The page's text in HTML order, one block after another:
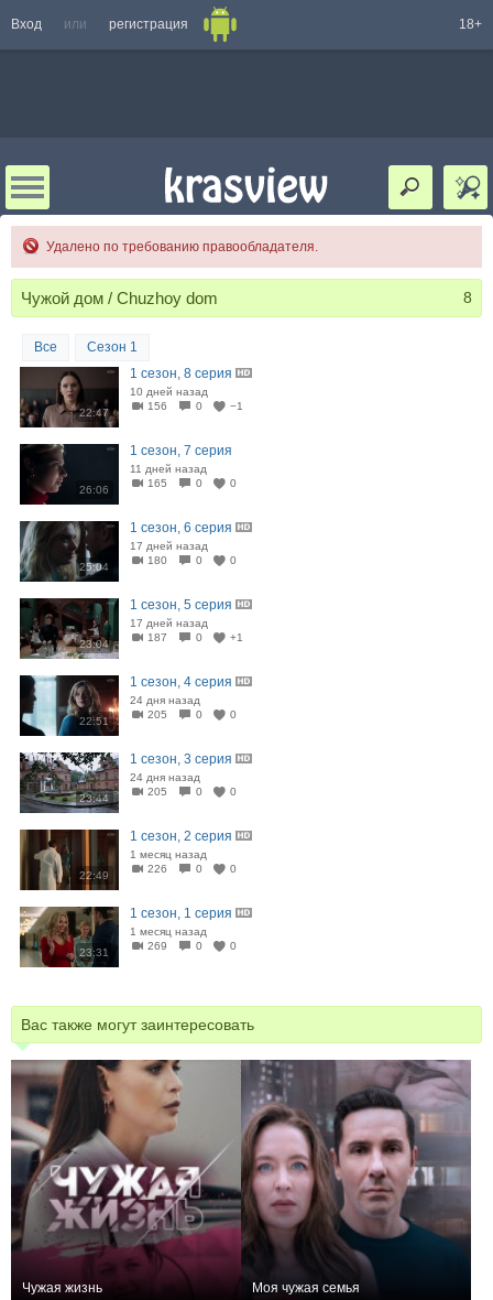
Вход или регистрация 18+
Удалено по требованию правообладателя.
Чужой дом / Chuzhoy dom 8
Все Сезон 1
22:47
1 сезон, 8 серия
10 дней назад
156
0 −1
26:06
1 сезон, 7 серия
11 дней назад
165
0 0
25:04
1 сезон, 6 серия
17 дней назад
180
0 0
23:04
1 сезон, 5 серия
17 дней назад
187
0 +1
22:51
1 сезон, 4 серия
24 дня назад
205
0 0
23:44
1 сезон, 3 серия
24 дня назад
205
0 0
22:49
1 сезон, 2 серия
1 месяц назад
226
0 0
23:31
1 сезон, 1 серия
1 месяц назад
269
0 0
Вас также могут заинтересовать
Чужая жизнь Моя чужая семья